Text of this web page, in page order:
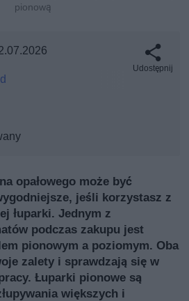
pionową
Udostępnij
opałowego może być
jeśli korzystasz z
łuparki. Jednym z
podczas zakupu jest
pionowym a poziomym. Oba
zalety i sprawdzają się w
Łuparki pionowe są
większych i